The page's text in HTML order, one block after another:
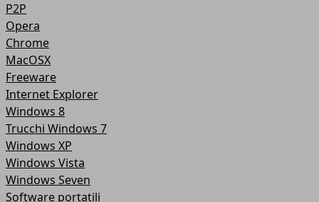
P2P
Opera
Chrome
MacOSX
Freeware
Internet Explorer
Windows 8
Trucchi Windows 7
Windows XP
Windows Vista
Windows Seven
Software portatili